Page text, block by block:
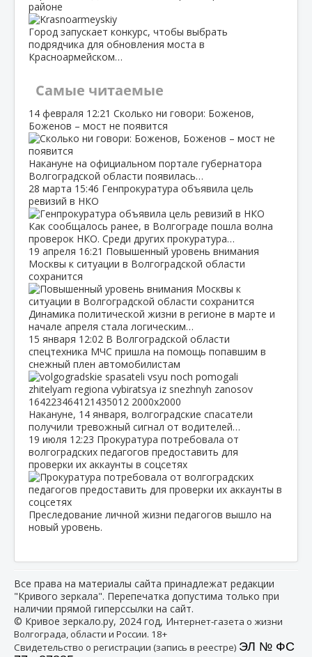
районе
Город запускает конкурс, чтобы выбрать
подрядчика для обновления моста в
Красноармейском…
Самые читаемые
14 февраля 12:21 Сколько ни говори: Боженов,
Боженов – мост не появится
Накануне на официальном портале губернатора
Волгоградской области появилась…
28 марта 15:46 Генпрокуратура объявила цель
ревизий в НКО
Как сообщалось ранее, в Волгограде пошла волна
проверок НКО. Среди других прокуратура…
19 апреля 16:21 Повышенный уровень внимания
Москвы к ситуации в Волгоградской области
сохранится
Динамика политической жизни в регионе в марте и
начале апреля стала логическим…
15 января 12:02 В Волгоградской области
спецтехника МЧС пришла на помощь попавшим в
снежный плен автомобилистам
Накануне, 14 января, волгоградские спасатели
получили тревожный сигнал от водителей…
19 июля 12:23 Прокуратура потребовала от
волгоградских педагогов предоставить для
проверки их аккаунты в соцсетях
Преследование личной жизни педагогов вышло на
новый уровень.
Все права на материалы сайта принадлежат редакции
"Кривого зеркала". Перепечатка допустима только при
наличии прямой гиперссылки на сайт.
© Кривое зеркало.ру, 2024 год, Интернет-газета о жизни
Волгограда, области и России. 18+
Свидетельство о регистрации (запись в реестре) ЭЛ № ФС